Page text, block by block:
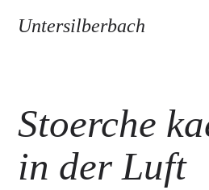
Untersilberbach
Stoerche
in der Luft